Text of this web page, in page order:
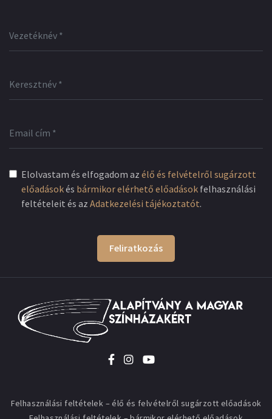
Elolvastam és elfogadom az élő és felvételről sugárzott
előadásokés bármikor elérhető előadások felhasználási
feltételeit és az Adatkezelési tájékoztatót.
Feliratkozás
Felhasználási feltételek – élő és felvételről sugárzott előadások